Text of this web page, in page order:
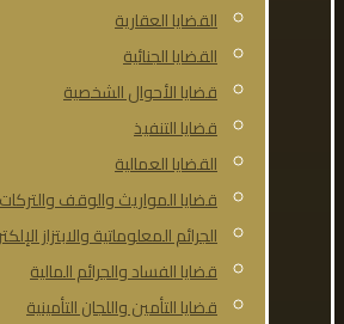
القضايا العقارية
القضايا الجنائية
قضايا الأحوال الشخصية
قضايا التنفيذ
القضايا العمالية
قضايا المواريث والوقف والتركات
الجرائم المعلوماتية والابتزاز
قضايا الفساد والجرائم المالية
قضايا التأمين واللجان التأمينية